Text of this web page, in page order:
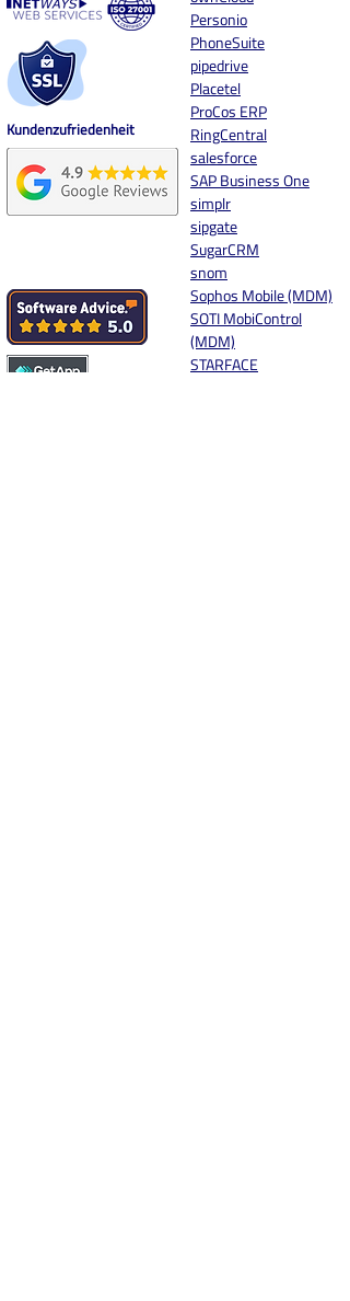
Kundenzufriedenheit
Personio
PhoneSuite
pipedrive
Placetel
ProCos ERP
RingCentral
salesforce
SAP Business One
simplr
sipgate
SugarCRM
snom
Sophos Mobile (MDM)
SOTI MobiControl
(MDM)
STARFACE